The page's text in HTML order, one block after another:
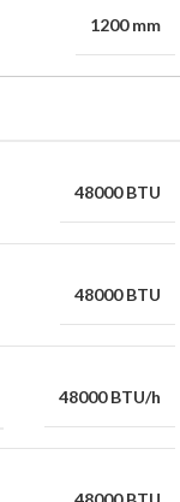
1200 mm
48000 BTU
48000 BTU
48000 BTU/h